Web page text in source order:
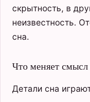
скрытность, в
неизвестность.
сна.
Что меняет смысл
Детали сна